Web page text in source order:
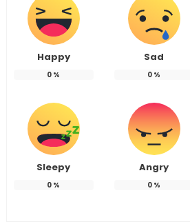
Happy
0 %
Sad
0 %
Sleepy
0 %
Angry
0 %